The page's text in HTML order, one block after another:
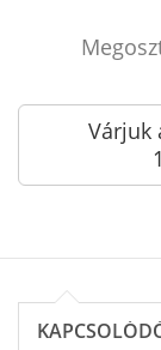
Várjuk